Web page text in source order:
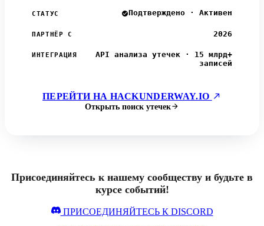
СТАТУС Подтверждено · Активен
ПАРТНЁР С 2026
ИНТЕГРАЦИЯ
API анализа утечек · 15 млрд+
записей
ПЕРЕЙТИ НА HACKUNDERWAY.IO
Открыть поиск утечек
Присоединяйтесь к нашему сообществу и будьте в
курсе событий!
ПРИСОЕДИНЯЙТЕСЬ К DISCORD